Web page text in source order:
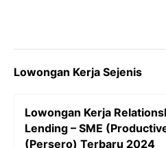
Lowongan Kerja Sejenis
Lowongan Kerja
Lending – SME
(Persero) Terbaru 2024